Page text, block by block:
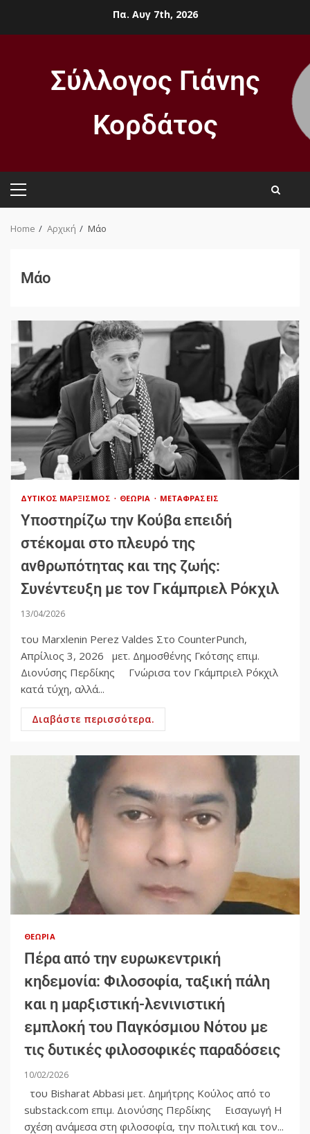
Πα. Αυγ 7th, 2026
Σύλλογος Γιάνης
Κορδάτος
Home Αρχική Μάο
Μάο
ΔΥΤΙΚΌΣ ΜΑΡΞΙΣΜΌΣ ΘΕΩΡΊΑ ΜΕΤΑΦΡΆΣΕΙΣ
Υποστηρίζω την Κούβα επειδή
στέκομαι στο πλευρό της
ανθρωπότητας και της ζωής:
Συνέντευξη με τον Γκάμπριελ Ρόκχιλ
13/04/2026
του Marxlenin Perez Valdes Στο CounterPunch,
Απρίλιος 3, 2026 μετ. Δημοσθένης Γκότσης επιμ.
Διονύσης Περδίκης Γνώρισα τον Γκάμπριελ Ρόκχιλ
κατά τύχη, αλλά...
Διαβάστε περισσότερα.
ΘΕΩΡΊΑ
Πέρα από την ευρωκεντρική
κηδεμονία: Φιλοσοφία, ταξική πάλη
και η μαρξιστική-λενινιστική
εμπλοκή του Παγκόσμιου Νότου με
τις δυτικές φιλοσοφικές παραδόσεις
10/02/2026
του Bisharat Abbasi μετ. Δημήτρης Κούλος από το
substack.com επιμ. Διονύσης Περδίκης Εισαγωγή Η
σχέση ανάμεσα στη φιλοσοφία, την πολιτική και τον...